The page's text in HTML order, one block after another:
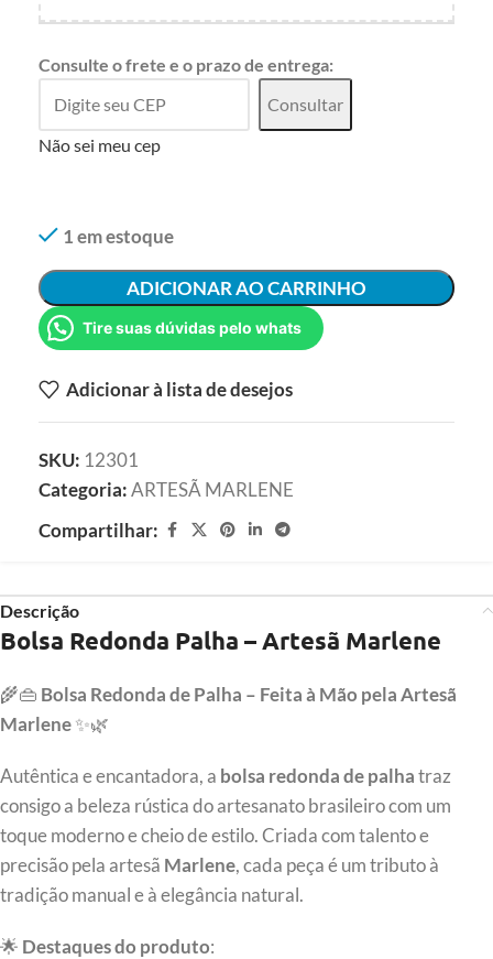
Consulte o frete e o prazo de entrega:
Consultar
Não sei meu cep
1 em estoque
ADICIONAR AO CARRINHO
Tire suas dúvidas pelo whats
Adicionar à lista de desejos
SKU: 12301
Categoria:ARTESÃ MARLENE
Compartilhar:
Descrição
Bolsa Redonda Palha – Artesã Marlene
🌾👜 Bolsa Redonda de Palha – Feita à Mão pela Artesã
Marlene✨🌿
Autêntica e encantadora, a bolsa redonda de palhatraz
consigo a beleza rústica do artesanato brasileiro com um
toque moderno e cheio de estilo. Criada com talento e
precisão pela artesã Marlene, cada peça é um tributo à
tradição manual e à elegância natural.
🌟 Destaques do produto: